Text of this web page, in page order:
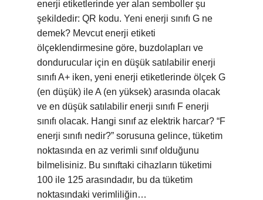
enerji etiketlerinde yer alan semboller şu
şekildedir: QR kodu. Yeni enerji sınıfı G ne
demek? Mevcut enerji etiketi
ölçeklendirmesine göre, buzdolapları ve
dondurucular için en düşük satılabilir enerji
sınıfı A+ iken, yeni enerji etiketlerinde ölçek G
(en düşük) ile A (en yüksek) arasında olacak
ve en düşük satılabilir enerji sınıfı F enerji
sınıfı olacak. Hangi sınıf az elektrik harcar? “F
enerji sınıfı nedir?” sorusuna gelince, tüketim
noktasında en az verimli sınıf olduğunu
bilmelisiniz. Bu sınıftaki cihazların tüketimi
100 ile 125 arasındadır, bu da tüketim
noktasındaki verimliliğin…